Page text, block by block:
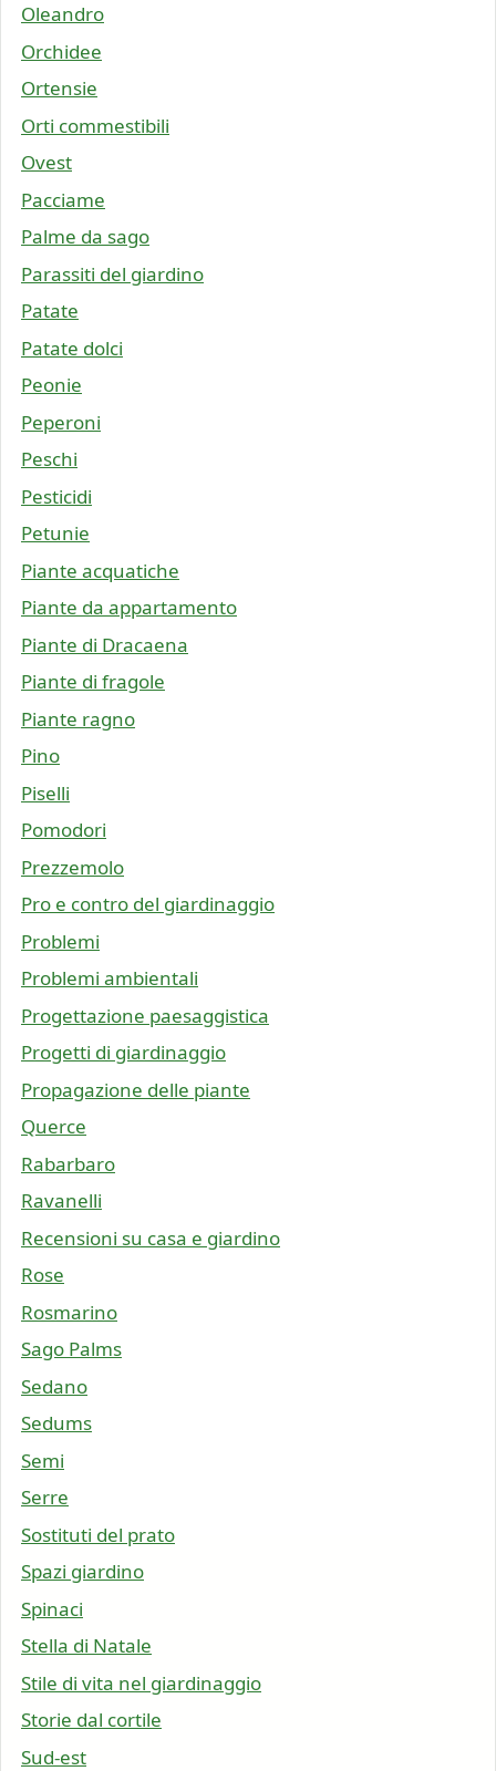
Oleandro
Orchidee
Ortensie
Orti commestibili
Ovest
Pacciame
Palme da sago
Parassiti del giardino
Patate
Patate dolci
Peonie
Peperoni
Peschi
Pesticidi
Petunie
Piante acquatiche
Piante da appartamento
Piante di Dracaena
Piante di fragole
Piante ragno
Pino
Piselli
Pomodori
Prezzemolo
Pro e contro del giardinaggio
Problemi
Problemi ambientali
Progettazione paesaggistica
Progetti di giardinaggio
Propagazione delle piante
Querce
Rabarbaro
Ravanelli
Recensioni su casa e giardino
Rose
Rosmarino
Sago Palms
Sedano
Sedums
Semi
Serre
Sostituti del prato
Spazi giardino
Spinaci
Stella di Natale
Stile di vita nel giardinaggio
Storie dal cortile
Sud-est